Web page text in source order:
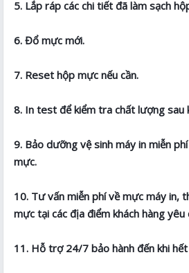
5. Lắp ráp các chi tiết đã làm sạch
6. Đổ mực mới.
7. Reset hộp mực nếu cần.
8. In test để kiểm tra chất lượng sau
9. Bảo dưỡng vệ sinh máy in miễn
mực.
10. Tư vấn miễn phí về mực máy in,
mực tại các địa điểm khách hàng yêu
11. Hỗ trợ 24/7 bảo hành đến khi